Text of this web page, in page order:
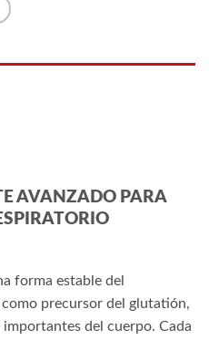
AVANZADO PARA
forma estable del
precursor del glutatión,
del cuerpo. Cada